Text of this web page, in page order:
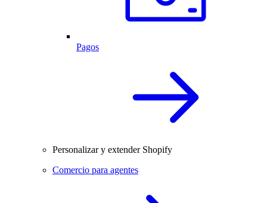
Pagos
Personalizar y extender Shopify
Comercio para agentes